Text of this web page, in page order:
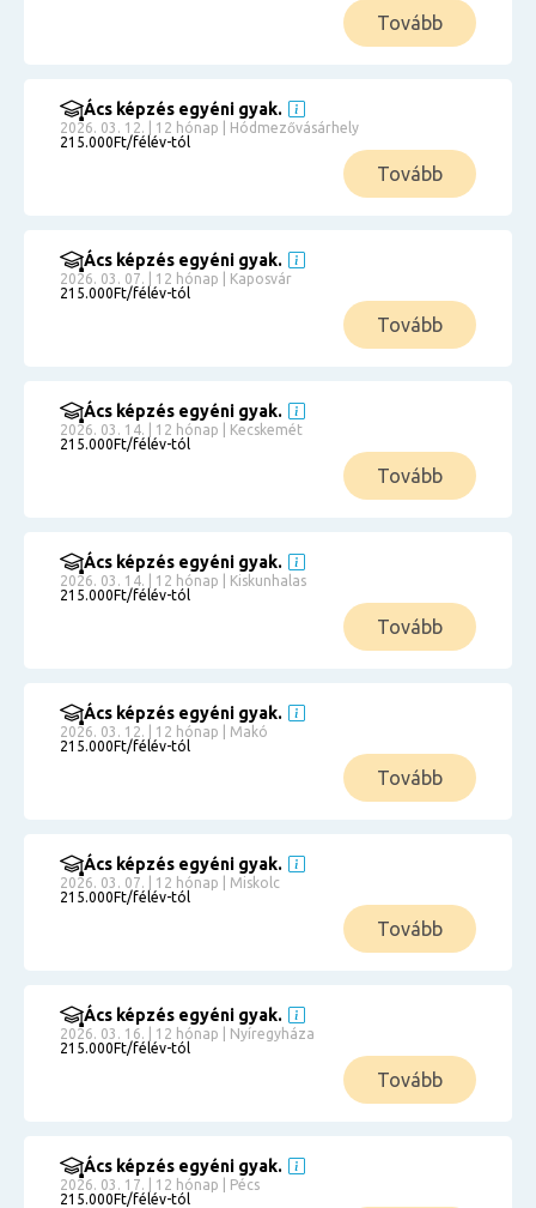
Tovább
Ács képzés egyéni gyak.
2026. 03. 12. | 12 hónap | Hódmezővásárhely
215.000Ft/félév-tól
Tovább
Ács képzés egyéni gyak.
2026. 03. 07. | 12 hónap | Kaposvár
215.000Ft/félév-tól
Tovább
Ács képzés egyéni gyak.
2026. 03. 14. | 12 hónap | Kecskemét
215.000Ft/félév-tól
Tovább
Ács képzés egyéni gyak.
2026. 03. 14. | 12 hónap | Kiskunhalas
215.000Ft/félév-tól
Tovább
Ács képzés egyéni gyak.
2026. 03. 12. | 12 hónap | Makó
215.000Ft/félév-tól
Tovább
Ács képzés egyéni gyak.
2026. 03. 07. | 12 hónap | Miskolc
215.000Ft/félév-tól
Tovább
Ács képzés egyéni gyak.
2026. 03. 16. | 12 hónap | Nyíregyháza
215.000Ft/félév-tól
Tovább
Ács képzés egyéni gyak.
2026. 03. 17. | 12 hónap | Pécs
215.000Ft/félév-tól